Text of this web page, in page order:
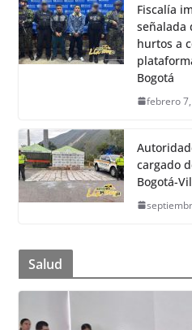
Fiscalía
señalada
hurtos a
Bogotá
febrero
cargado
Bogotá-
Salud